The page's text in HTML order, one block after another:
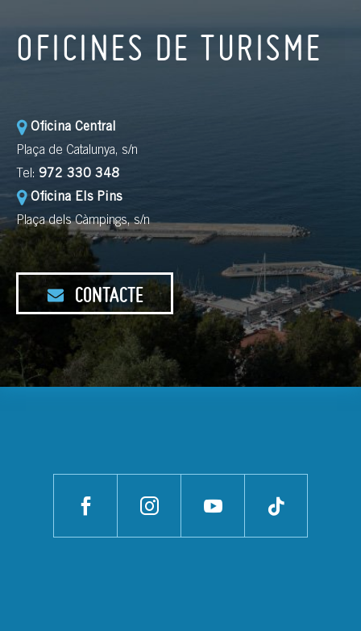
OFICINES DE TURISME
Oficina Central
Plaça de Catalunya, s/n
Tel: 972 330 348
Oficina Els Pins
Plaça dels Càmpings, s/n
CONTACTE